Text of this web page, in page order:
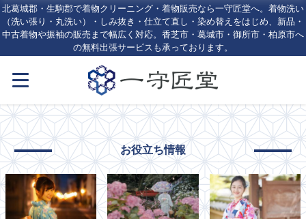
北葛城郡・生駒郡で着物クリーニング・着物販売なら一守匠堂へ。着物洗い
（洗い張り・丸洗い）・しみ抜き・仕立て直し・染め替えをはじめ、新品・
中古着物や振袖の販売まで幅広く対応。香芝市・葛城市・御所市・柏原市へ
の無料出張サービスも承っております。
お役立ち情報